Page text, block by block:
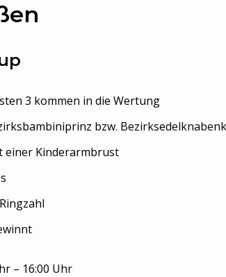
3 kommen in die Wertung
bzw.
einer Kinderarmbrust
– 16:00 Uhr